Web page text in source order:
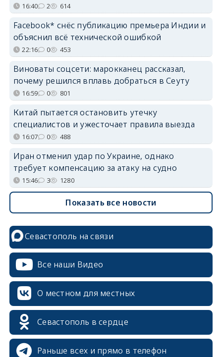
16:40 2 614
Facebook* снёс публикацию премьера Индии и
объяснил всё технической ошибкой
22:16 0 453
Виноваты соцсети: марокканец рассказал,
почему решился вплавь добраться в Сеуту
16:59 0 801
Китай пытается остановить утечку
специалистов и ужесточает правила выезда
16:07 0 488
Иран отменил удар по Украине, однако
требует компенсацию за атаку на судно
15:46 3 1280
Показать все новости
Севастополь на связи
Все наши Видео
О местном для местных
Севастополь в сердце
Раньше всех и прямо в телефон